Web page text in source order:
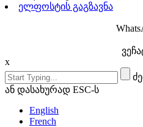
ელფოსტის გაგზავნა
x
ან დასახურად ESC-ს
English
French